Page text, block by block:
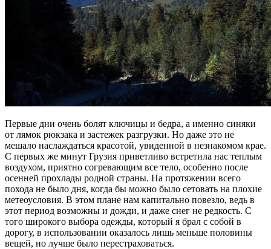
Первые дни очень болят ключицы и бедра, а именно синяки
от лямок рюкзака и застежек разгрузки. Но даже это не
мешало наслаждаться красотой, увиденной в незнакомом крае.
С первых же минут Грузия приветливо встретила нас теплым
воздухом, приятно согревающим все тело, особенно после
осенней прохлады родной страны. На протяжении всего
похода не было дня, когда бы можно было сетовать на плохие
метеоусловия. В этом плане нам капитально повезло, ведь в
этот период возможны и дожди, и даже снег не редкость. С
того широкого выбора одежды, который я брал с собой в
дорогу, в использовании оказалось лишь меньше половины
вещей, но лучше было перестраховаться.